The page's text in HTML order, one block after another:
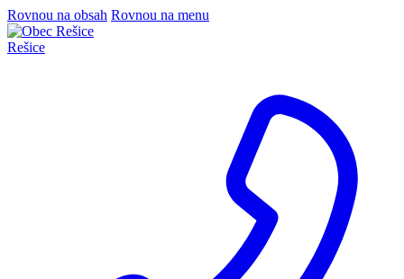
Rovnou na obsah Rovnou na menu
Rešice